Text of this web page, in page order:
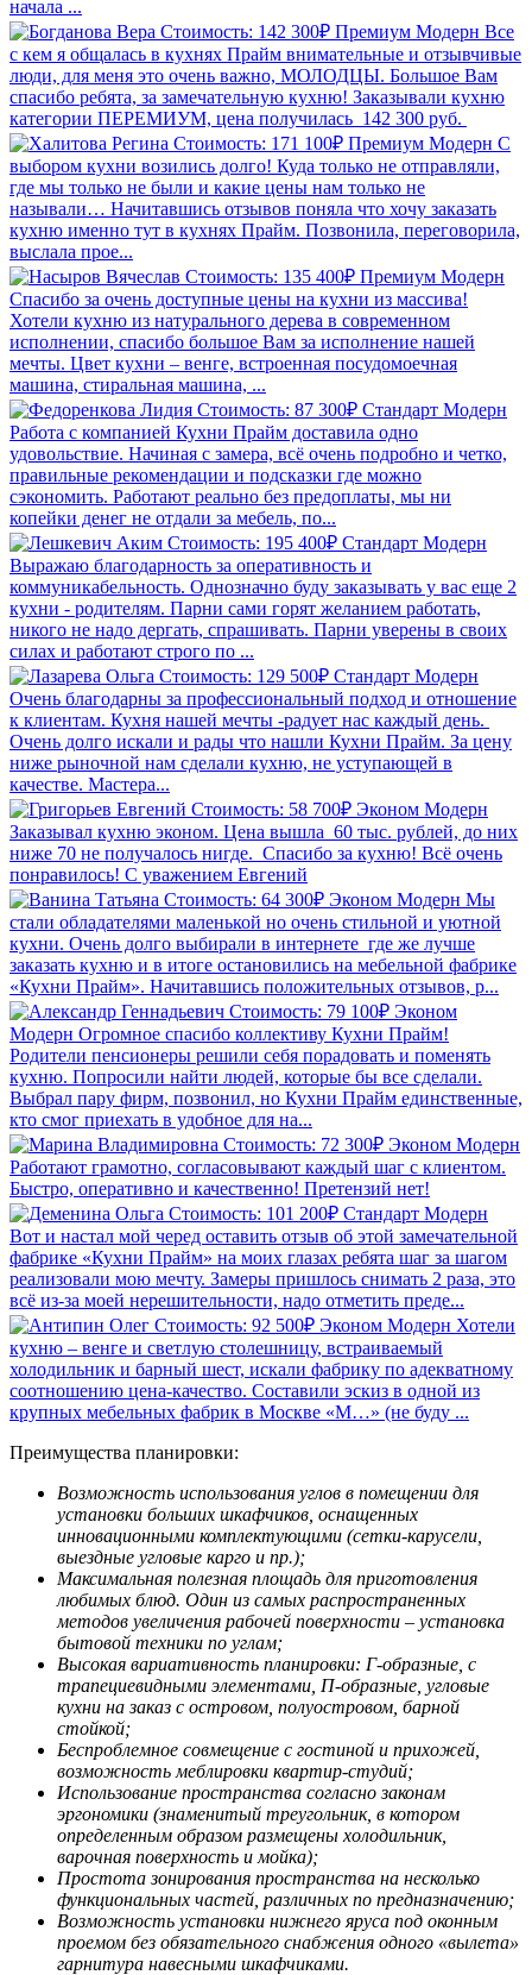
начала ...
Стоимость: 142 300₽ Премиум Модерн Все
с кем я общалась в кухнях Прайм внимательные и отзывчивые
люди, для меня это очень важно, МОЛОДЦЫ. Большое Вам
спасибо ребята, за замечательную кухню! Заказывали кухню
категории ПЕРЕМИУМ, цена получилась 142 300 руб.
Стоимость: 171 100₽ Премиум Модерн С
выбором кухни возились долго! Куда только не отправляли,
где мы только не были и какие цены нам только не
называли… Начитавшись отзывов поняла что хочу заказать
кухню именно тут в кухнях Прайм. Позвонила, переговорила,
выслала прое...
Стоимость: 135 400₽ Премиум Модерн
Спасибо за очень доступные цены на кухни из массива!
Хотели кухню из натурального дерева в современном
исполнении, спасибо большое Вам за исполнение нашей
мечты. Цвет кухни – венге, встроенная посудомоечная
машина, стиральная машина, ...
Стоимость: 87 300₽ Стандарт Модерн
Работа с компанией Кухни Прайм доставила одно
удовольствие. Начиная с замера, всё очень подробно и четко,
правильные рекомендации и подсказки где можно
сэкономить. Работают реально без предоплаты, мы ни
копейки денег не отдали за мебель, по...
Стоимость: 195 400₽ Стандарт Модерн
Выражаю благодарность за оперативность и
коммуникабельность. Однозначно буду заказывать у вас еще 2
кухни - родителям. Парни сами горят желанием работать,
никого не надо дергать, спрашивать. Парни уверены в своих
силах и работают строго по ...
Стоимость: 129 500₽ Стандарт Модерн
Очень благодарны за профессиональный подход и отношение
к клиентам. Кухня нашей мечты -радует нас каждый день.
Очень долго искали и рады что нашли Кухни Прайм. За цену
ниже рыночной нам сделали кухню, не уступающей в
качестве. Мастера...
Стоимость: 58 700₽ Эконом Модерн
Заказывал кухню эконом. Цена вышла 60 тыс. рублей, до них
ниже 70 не получалось нигде. Спасибо за кухню! Всё очень
понравилось! С уважением Евгений
Стоимость: 64 300₽ Эконом Модерн Мы
стали обладателями маленькой но очень стильной и уютной
кухни. Очень долго выбирали в интернете где же лучше
заказать кухню и в итоге остановились на мебельной фабрике
«Кухни Прайм». Начитавшись положительных отзывов, р...
Стоимость: 79 100₽ Эконом
Модерн Огромное спасибо коллективу Кухни Прайм!
Родители пенсионеры решили себя порадовать и поменять
кухню. Попросили найти людей, которые бы все сделали.
Выбрал пару фирм, позвонил, но Кухни Прайм единственные,
кто смог приехать в удобное для на...
Стоимость: 72 300₽ Эконом Модерн
Работают грамотно, согласовывают каждый шаг с клиентом.
Быстро, оперативно и качественно! Претензий нет!
Стоимость: 101 200₽ Стандарт Модерн
Вот и настал мой черед оставить отзыв об этой замечательной
фабрике «Кухни Прайм» на моих глазах ребята шаг за шагом
реализовали мою мечту. Замеры пришлось снимать 2 раза, это
всё из-за моей нерешительности, надо отметить преде...
Стоимость: 92 500₽ Эконом Модерн Хотели
кухню – венге и светлую столешницу, встраиваемый
холодильник и барный шест, искали фабрику по адекватному
соотношению цена-качество. Составили эскиз в одной из
крупных мебельных фабрик в Москве «М…» (не буду ...
Преимущества планировки:
Возможность использования углов в помещении для
установки больших шкафчиков, оснащенных
инновационными комплектующими (сетки-карусели,
выездные угловые карго и пр.);
Максимальная полезная площадь для приготовления
любимых блюд. Один из самых распространенных
методов увеличения рабочей поверхности – установка
бытовой техники по углам;
Высокая вариативность планировки: Г-образные, с
трапециевидными элементами, П-образные, угловые
кухни на заказ с островом, полуостровом, барной
стойкой;
Беспроблемное совмещение с гостиной и прихожей,
возможность меблировки квартир-студий;
Использование пространства согласно законам
эргономики (знаменитый треугольник, в котором
определенным образом размещены холодильник,
варочная поверхность и мойка);
Простота зонирования пространства на несколько
функциональных частей, различных по предназначению;
Возможность установки нижнего яруса под оконным
проемом без обязательного снабжения одного «вылета»
гарнитура навесными шкафчиками.